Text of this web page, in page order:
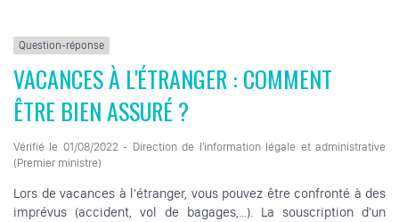
Question-réponse
VACANCES À L'ÉTRANGER : COMMENT
ÊTRE BIEN ASSURÉ ?
Vérifié le 01/08/2022 - Direction de l'information légale et administrative
(Premier ministre)
Lors de vacances à l'étranger, vous pouvez être confronté à des
imprévus (accident, vol de bagages,...). La souscription d'un